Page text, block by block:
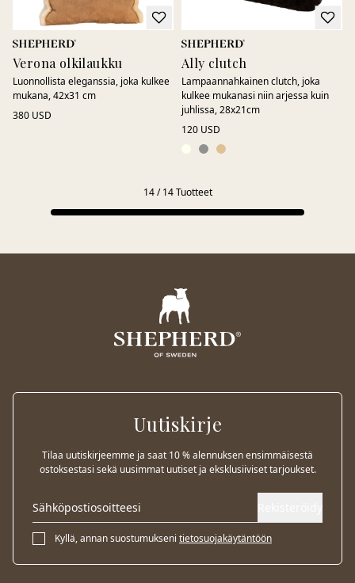
Verona olkilaukku
Luonnollista eleganssia, joka kulkee
mukana, 42x31 cm
380 USD
Ally clutch
Lampaannahkainen clutch, joka
kulkee mukanasi niin arjessa kuin
juhlissa, 28x21cm
120 USD
14 /14 Tuotteet
Uutiskirje
Tilaa uutiskirjeemme ja saat 10 % alennuksen ensimmäisestä
ostoksestasi sekä uusimmat uutiset ja eksklusiiviset tarjoukset.
Kyllä, annan suostumukseni tietosuojakäytäntöön